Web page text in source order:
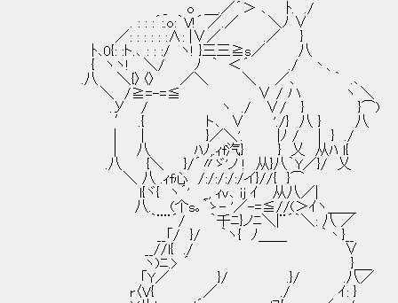
_　　o　＿.／´＞ ､ 　 ﾄ.　./
. : : :´:.o:｀V!´ ／.／　　　＼ﾉ ∨
／: : : : : :∧: |∨／　 　 　 .／　　}
ﾄ､0{: :ト.､ : : :/　ヽ! }三三≧s／ 　 　 八
{　ヽヽ!　 ＼/　　　ﾉ　｀　＜´　　　　./ 　丶、
.八 　 ＼{〉〈〉　　 ／＼　　　 ＼ 　 ／､　　 　 ｀　.､
＼　/≧=-=≦　　　 　 　 　 ∨ / ハ　　　　 ヽ ＼
.У　 /　　　　　　　 ヽ　./　 ∨/　 }　　　　　 }⌒)
′　.{ 　 　 　 　 ト､　∨　 　 './}　八 }　　　 八
|　　 | 　 　 　 　 }／＼'.　　　 |ﾉ / 　 |　}　./
|　　八　　　　 ﾊﾉ,.ｨf汽}　　　 }　乂　从ﾊ l{
.八　　 {＼　　}/´〃ゞ'ノ !　从}八｀Y／}/　乂
＼ 八 .ｨf心　/:/:/:/:/イ}//{　}⌒
l{ヾ{　ヽ´'　 _, ｨｖ､ ij ｲ　 从八／|
八. 　 (个s｡｀ゝ- '／-=≦//(＞ｲヽ＿＿
｀¨¨´/　　 ｀千ﾆ}ノﾆ＼|¨´｀＼: 八 ／
__「/　}/　　｀ヽ{　ﾉ＿＿　　　 ｀丶}__
__//l{　./　　　　　　　　　　　　　　　 ∨
ヽ)ﾆ.> ´　　　　　　　　　　　　　　　　 }＿_
「Y／　　　 　 }/　　　　　　.}/　　　　 .八／
r〈V{　　　　　／　　　　　　 ./　　　 　 ｲ: }